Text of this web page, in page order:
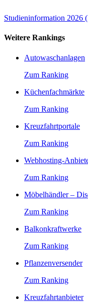
Studieninformation 2026
Weitere Rankings
Autowaschanlagen
Zum Ranking
Küchenfachmärkte
Zum Ranking
Kreuzfahrtportale
Zum Ranking
Webhosting-
Zum Ranking
Möbelhändler –
Zum Ranking
Balkonkraftwerke
Zum Ranking
Pflanzenversender
Zum Ranking
Kreuzfahrtanbieter